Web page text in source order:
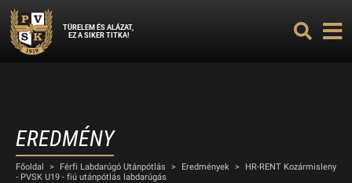
TÜRELEM ÉS ALÁZAT,
EZ A SIKER TITKA!
EREDMÉNY
Főoldal > Férfi Labdarúgó Utánpótlás > Eredmények >
HR-RENT Kozármisleny
- PVSK U19 - fiú utánpótlás labdarúgás